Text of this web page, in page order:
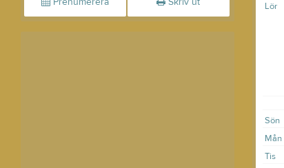
Lör
Sön
Mån
Tis